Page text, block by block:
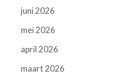
juni 2026
mei 2026
april 2026
maart 2026